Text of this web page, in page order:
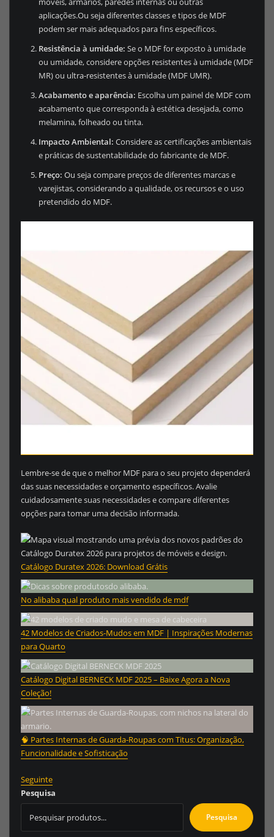
aplicações.Ou seja diferentes classes e tipos de MDF
podem ser mais adequados para fins específicos.
Resistência à umidade:Se o MDF for exposto à umidade
ou umidade, considere opções resistentes à umidade (MDF
MR) ou ultra-resistentes à umidade (MDF UMR).
Acabamento e aparência: Escolha um painel de MDF com
acabamento que corresponda à estética desejada, como
melamina, folheado ou tinta.
Impacto Ambiental:Considere as certificações ambientais
e práticas de sustentabilidade do fabricante de MDF.
Preço:Ou seja compare preços de diferentes marcas e
varejistas, considerando a qualidade, os recursos e o uso
pretendido do MDF.
Lembre-se de que o melhor MDF para o seu projeto dependerá
das suas necessidades e orçamento específicos. Avalie
cuidadosamente suas necessidades e compare diferentes
opções para tomar uma decisão informada.
Catálogo Duratex 2026: Download Grátis
No alibaba qual produto mais vendido de mdf
42 Modelos de Criados-Mudos em MDF | Inspirações Modernas
para Quarto
Catálogo Digital BERNECK MDF 2025 – Baixe Agora a Nova
Coleção!
🧠 Partes Internas de Guarda-Roupas com Titus: Organização,
Funcionalidade e Sofisticação
Seguinte
Pesquisa
Pesquisa